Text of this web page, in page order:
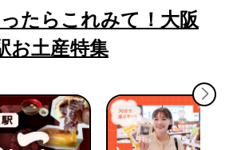
たらこれみて！大阪
お土産特集